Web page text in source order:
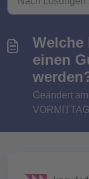
einen
Geändert